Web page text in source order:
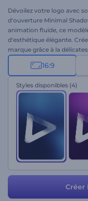
Dévoilez votre logo avec
d'ouverture Minimal
animation fluide, ce
d'esthétique élégante.
marque grâce à la
durable. Insérez votre logo,
musique de fond et
en quelques minutes.
présentations de produits,
16:9
Styles disponibles (4)
Créer